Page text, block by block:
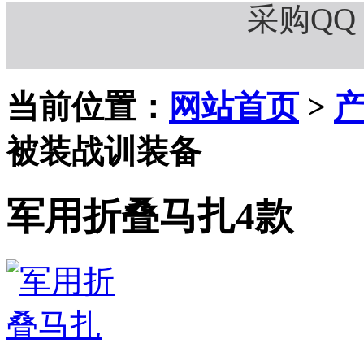
采购QQ
当前位置： 网站首页>
被装战训装备
军用折叠马扎4款